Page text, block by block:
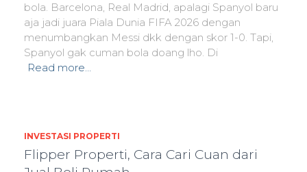
bola. Barcelona, Real Madrid, apalagi Spanyol baru
aja jadi juara Piala Dunia FIFA 2026 dengan
menumbangkan Messi dkk dengan skor 1-0. Tapi,
Spanyol gak cuman bola doang lho. Di
Read more…
INVESTASI PROPERTI
Flipper Properti, Cara Cari Cuan dari